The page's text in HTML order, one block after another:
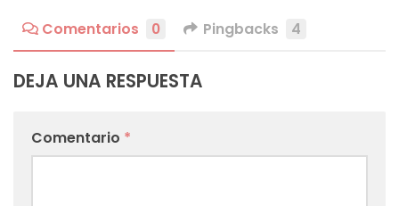
Comentarios 0 Pingbacks 4
DEJA UNA RESPUESTA
Comentario *